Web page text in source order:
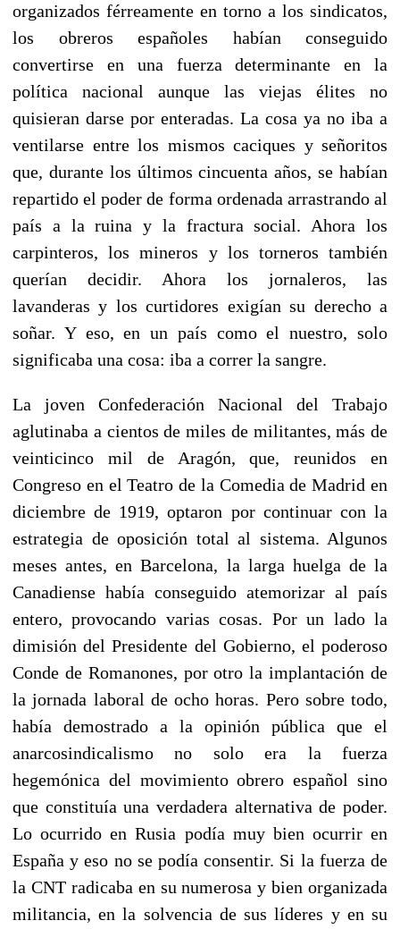
organizados férreamente en torno a los sindicatos,
los obreros españoles habían conseguido
convertirse en una fuerza determinante en la
política nacional aunque las viejas élites no
quisieran darse por enteradas. La cosa ya no iba a
ventilarse entre los mismos caciques y señoritos
que, durante los últimos cincuenta años, se habían
repartido el poder de forma ordenada arrastrando al
país a la ruina y la fractura social. Ahora los
carpinteros, los mineros y los torneros también
querían decidir. Ahora los jornaleros, las
lavanderas y los curtidores exigían su derecho a
soñar. Y eso, en un país como el nuestro, solo
significaba una cosa: iba a correr la sangre.
La joven Confederación Nacional del Trabajo
aglutinaba a cientos de miles de militantes, más de
veinticinco mil de Aragón, que, reunidos en
Congreso en el Teatro de la Comedia de Madrid en
diciembre de 1919, optaron por continuar con la
estrategia de oposición total al sistema. Algunos
meses antes, en Barcelona, la larga huelga de la
Canadiense había conseguido atemorizar al país
entero, provocando varias cosas. Por un lado la
dimisión del Presidente del Gobierno, el poderoso
Conde de Romanones, por otro la implantación de
la jornada laboral de ocho horas. Pero sobre todo,
había demostrado a la opinión pública que el
anarcosindicalismo no solo era la fuerza
hegemónica del movimiento obrero español sino
que constituía una verdadera alternativa de poder.
Lo ocurrido en Rusia podía muy bien ocurrir en
España y eso no se podía consentir. Si la fuerza de
la CNT radicaba en su numerosa y bien organizada
militancia, en la solvencia de sus líderes y en su